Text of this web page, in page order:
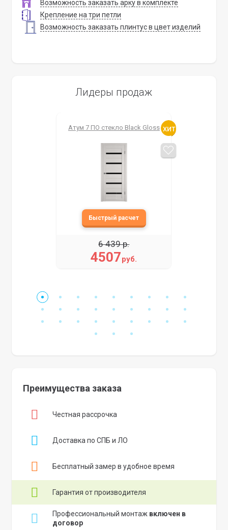
Возможность заказать арку в комплекте
Крепление на три петли
Возможность заказать плинтус в цвет изделий
Лидеры продаж
Атум 7 ПО стекло Black Gloss
4507руб.
6 439 р.
Преимущества заказа
Честная рассрочка
Доставка по СПБ и ЛО
Бесплатный замер в удобное время
Гарантия от производителя
Профессиональный монтаж включен в
договор